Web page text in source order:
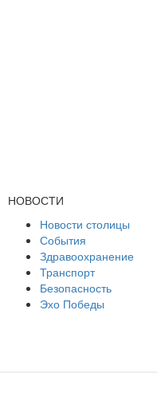
НОВОСТИ
Новости столицы
События
Здравоохранение
Транспорт
Безопасность
Эхо Победы